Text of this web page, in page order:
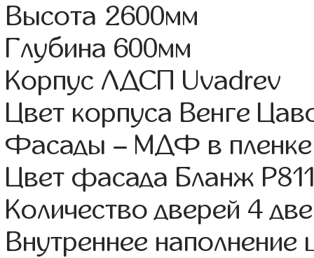
Высота 2600мм
Глубина 600мм
Корпус ЛДСП Uvadrev
Цвет корпуса Венге
Фасады – МДФ в
Цвет фасада Бланж
Количество дверей 4
Внутреннее